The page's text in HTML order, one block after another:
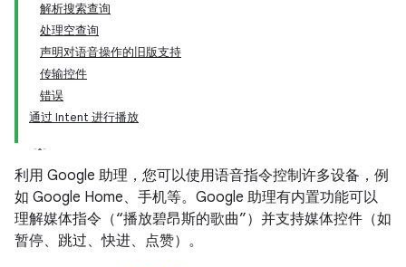
解析搜索查询
处理空查询
声明对语音操作的旧版支持
传输控件
错误
通过 Intent 进行播放
利用 Google 助理，您可以使用语音指令控制许多设备，例
如 Google Home、手机等。Google 助理有内置功能可以
理解媒体指令（“播放碧昂斯的歌曲”）并支持媒体控件（如
暂停、跳过、快进、点赞）。